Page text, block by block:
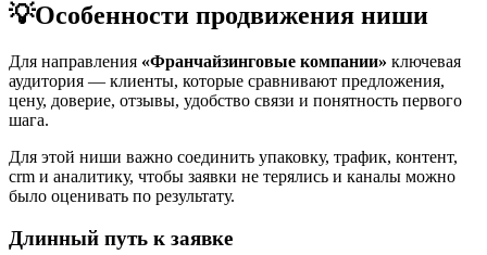
💡Особенности продвижения ниши
Для направления «Франчайзинговые компании» ключевая
аудитория — клиенты, которые сравнивают предложения,
цену, доверие, отзывы, удобство связи и понятность первого
шага.
Для этой ниши важно соединить упаковку, трафик, контент,
crm и аналитику, чтобы заявки не терялись и каналы можно
было оценивать по результату.
Длинный путь к заявке